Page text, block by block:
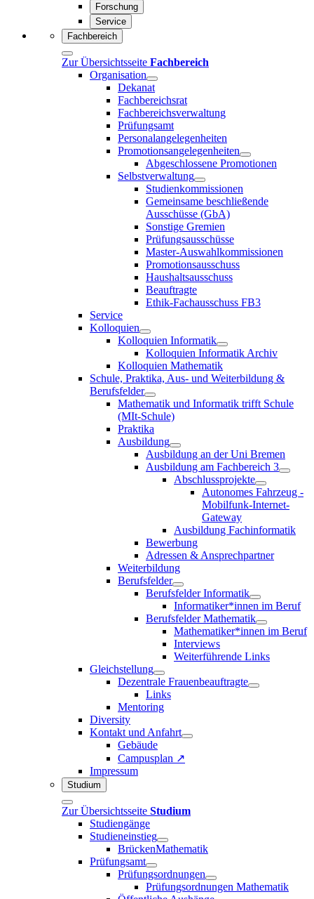
Forschung
Service
Fachbereich
Zur Übersichtsseite Fachbereich
Organisation
Dekanat
Fachbereichsrat
Fachbereichsverwaltung
Prüfungsamt
Personalangelegenheiten
Promotionsangelegenheiten
Abgeschlossene Promotionen
Selbstverwaltung
Studienkommissionen
Gemeinsame beschließende
Ausschüsse (GbA)
Sonstige Gremien
Prüfungsausschüsse
Master-Auswahlkommissionen
Promotionsausschuss
Haushaltsausschuss
Beauftragte
Ethik-Fachausschuss FB3
Service
Kolloquien
Kolloquien Informatik
Kolloquien Informatik Archiv
Kolloquien Mathematik
Schule, Praktika, Aus- und Weiterbildung &
Berufsfelder
Mathematik und Informatik trifft Schule
(MIt-Schule)
Praktika
Ausbildung
Ausbildung an der Uni Bremen
Ausbildung am Fachbereich 3
Abschlussprojekte
Autonomes Fahrzeug -
Mobilfunk-Internet-
Gateway
Ausbildung Fachinformatik
Bewerbung
Adressen & Ansprechpartner
Weiterbildung
Berufsfelder
Berufsfelder Informatik
Informatiker*innen im Beruf
Berufsfelder Mathematik
Mathematiker*innen im Beruf
Interviews
Weiterführende Links
Gleichstellung
Dezentrale Frauenbeauftragte
Links
Mentoring
Diversity
Kontakt und Anfahrt
Gebäude
Campusplan ↗
Impressum
Studium
Zur Übersichtsseite Studium
Studiengänge
Studieneinstieg
BrückenMathematik
Prüfungsamt
Prüfungsordnungen
Prüfungsordnungen Mathematik